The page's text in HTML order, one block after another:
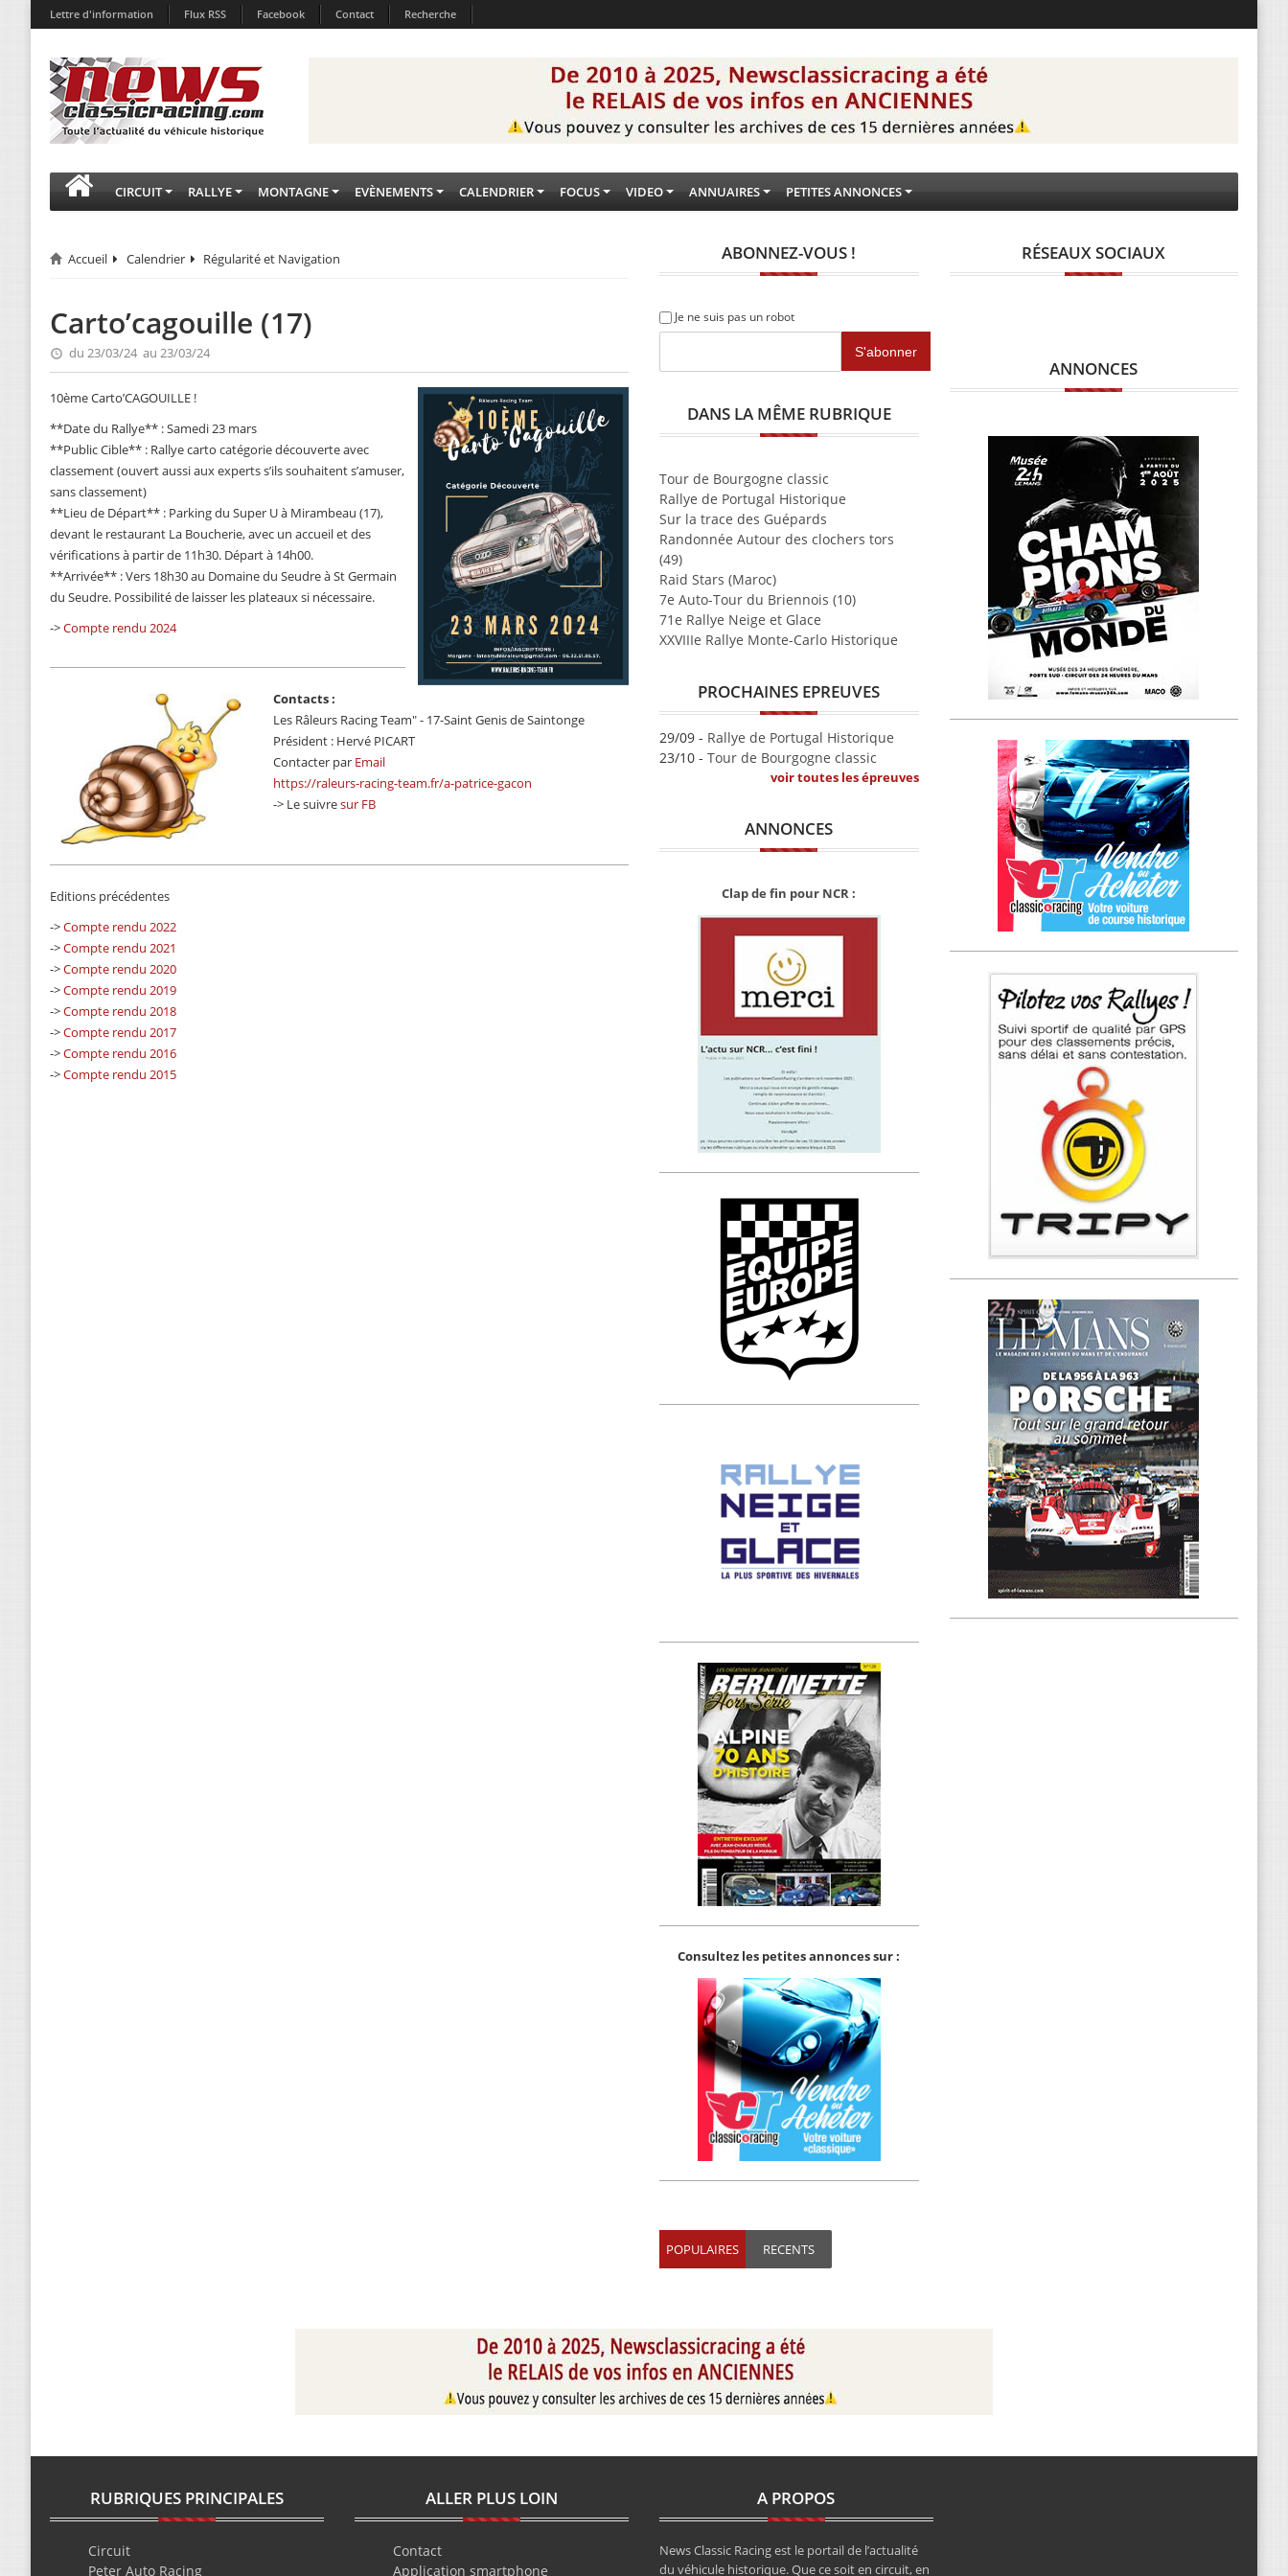
Lettre d'information Flux RSS Facebook Contact Recherche
CIRCUIT RALLYE MONTAGNE EVÈNEMENTS CALENDRIER FOCUS VIDEO ANNUAIRES PETITES ANNONCES
Accueil Calendrier Régularité et Navigation
Carto’cagouille (17)
du 23/03/24 au 23/03/24
10ème Carto’CAGOUILLE !
**Date du Rallye** : Samedi 23 mars
**Public Cible** : Rallye carto catégorie découverte avec
classement (ouvert aussi aux experts s’ils souhaitent s’amuser,
sans classement)
**Lieu de Départ** : Parking du Super U à Mirambeau (17),
devant le restaurant La Boucherie, avec un accueil et des
vérifications à partir de 11h30. Départ à 14h00.
**Arrivée** : Vers 18h30 au Domaine du Seudre à St Germain
du Seudre. Possibilité de laisser les plateaux si nécessaire.
->Compte rendu 2024
Contacts :
Les Râleurs Racing Team" - 17-Saint Genis de Saintonge
Président : Hervé PICART
Contacter par Email
https://raleurs-racing-team.fr/a-patrice-gacon
-> Le suivresur FB
Editions précédentes
->Compte rendu 2022
->Compte rendu 2021
->Compte rendu 2020
->Compte rendu 2019
->Compte rendu 2018
->Compte rendu 2017
->Compte rendu 2016
->Compte rendu 2015
ABONNEZ-VOUS !
Je ne suis pas un robot
DANS LA MÊME RUBRIQUE
Tour de Bourgogne classic
Rallye de Portugal Historique
Sur la trace des Guépards
Randonnée Autour des clochers tors
(49)
Raid Stars (Maroc)
7e Auto-Tour du Briennois (10)
71e Rallye Neige et Glace
XXVIIIe Rallye Monte-Carlo Historique
PROCHAINES EPREUVES
29/09 - Rallye de Portugal Historique
23/10 - Tour de Bourgogne classic
voir toutes les épreuves
ANNONCES
Clap de fin pour NCR :
Consultez les petites annonces sur :
POPULAIRES RECENTS
RÉSEAUX SOCIAUX
ANNONCES
RUBRIQUES PRINCIPALES
Circuit
Peter Auto Racing
ALLER PLUS LOIN
Contact
Application smartphone
A PROPOS
News Classic Racing est le portail de l’actualité
du véhicule historique. Que ce soit en circuit, en